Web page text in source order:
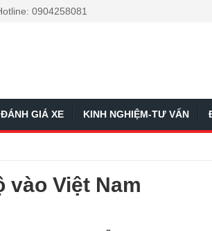
0904258081
ĐÁNH GIÁ XE KINH NGHIỆM-TƯ VẤN
vào Việt Nam